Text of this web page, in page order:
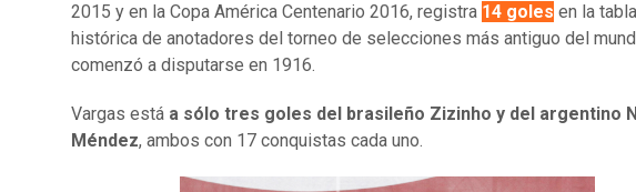
2015 y en la Copa América Centenario 2016, registra 14 goles en la tabla
histórica de anotadores del torneo de selecciones más antiguo del
comenzó a disputarse en 1916.
Vargas está a sólo tres goles del brasileño Zizinho y del argentino
Méndez, ambos con 17 conquistas cada uno.